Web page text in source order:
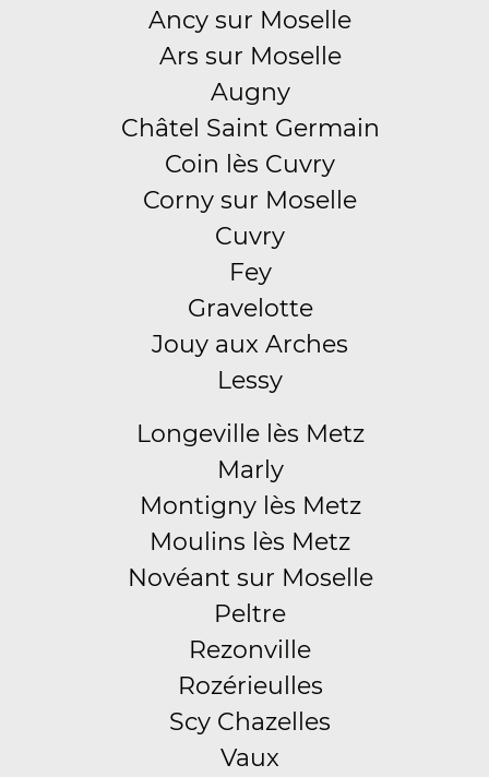
Ancy sur Moselle
Ars sur Moselle
Augny
Châtel Saint Germain
Coin lès Cuvry
Corny sur Moselle
Cuvry
Fey
Gravelotte
Jouy aux Arches
Lessy
Longeville lès Metz
Marly
Montigny lès Metz
Moulins lès Metz
Novéant sur Moselle
Peltre
Rezonville
Rozérieulles
Scy Chazelles
Vaux